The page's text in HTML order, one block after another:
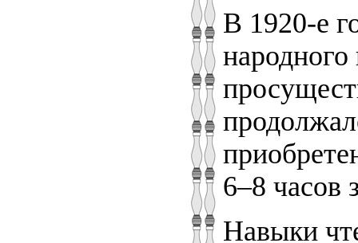
В 1920-е
6–8 часов
Навыки